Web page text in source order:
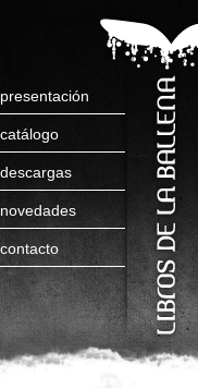
presentación
catálogo
descargas
novedades
contacto